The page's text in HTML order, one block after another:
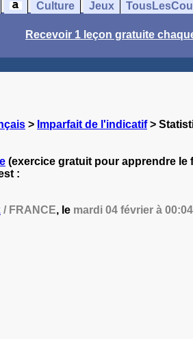
Culture Jeux
Recevoir 1 leçon gratuite
> Imparfait de l'indicatif>
(exercice gratuit pour apprendre le
:
/ FRANCE, le mardi 04 février à 00:04